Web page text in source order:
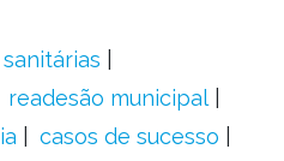
readesão municipal
casos de sucesso